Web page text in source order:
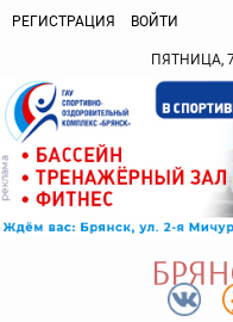
РЕГИСТРАЦИЯ ВОЙТИ
ПЯТНИЦА,